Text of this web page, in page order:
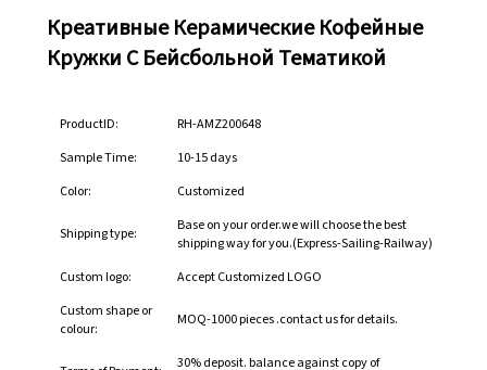
Креативные Керамические Кофейные
Кружки С Бейсбольной Тематикой
ProductID:
RH-AMZ200648
Sample Time:
10-15 days
Color:
Customized
Shipping type:
Base on your order.we will choose the best
shipping way for you.(Express-Sailing-Railway)
Custom logo:
Accept Customized LOGO
Custom shape or
colour:
MOQ-1000 pieces .contact us for details.
30% deposit. balance against copy of